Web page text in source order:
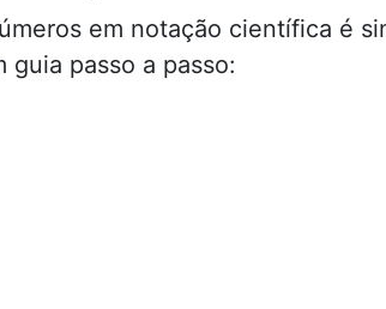
em notação científica é
guia passo a passo: